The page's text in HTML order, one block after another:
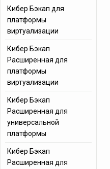
Кибер Бэкап для
платформы
виртуализации
Кибер Бэкап
Расширенная для
платформы
виртуализации
Кибер Бэкап
Расширенная для
универсальной
платформы
Кибер Бэкап
Расширенная для